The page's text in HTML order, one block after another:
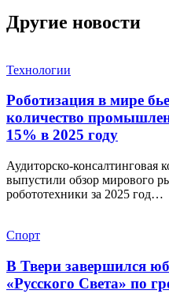
Другие новости
Технологии
Роботизация в мире
количество
15% в 2025 году
Аудиторско-
выпустили обзор мирового
робототехники за 2025 год…
Спорт
В Твери завершился
«Русского Света» по